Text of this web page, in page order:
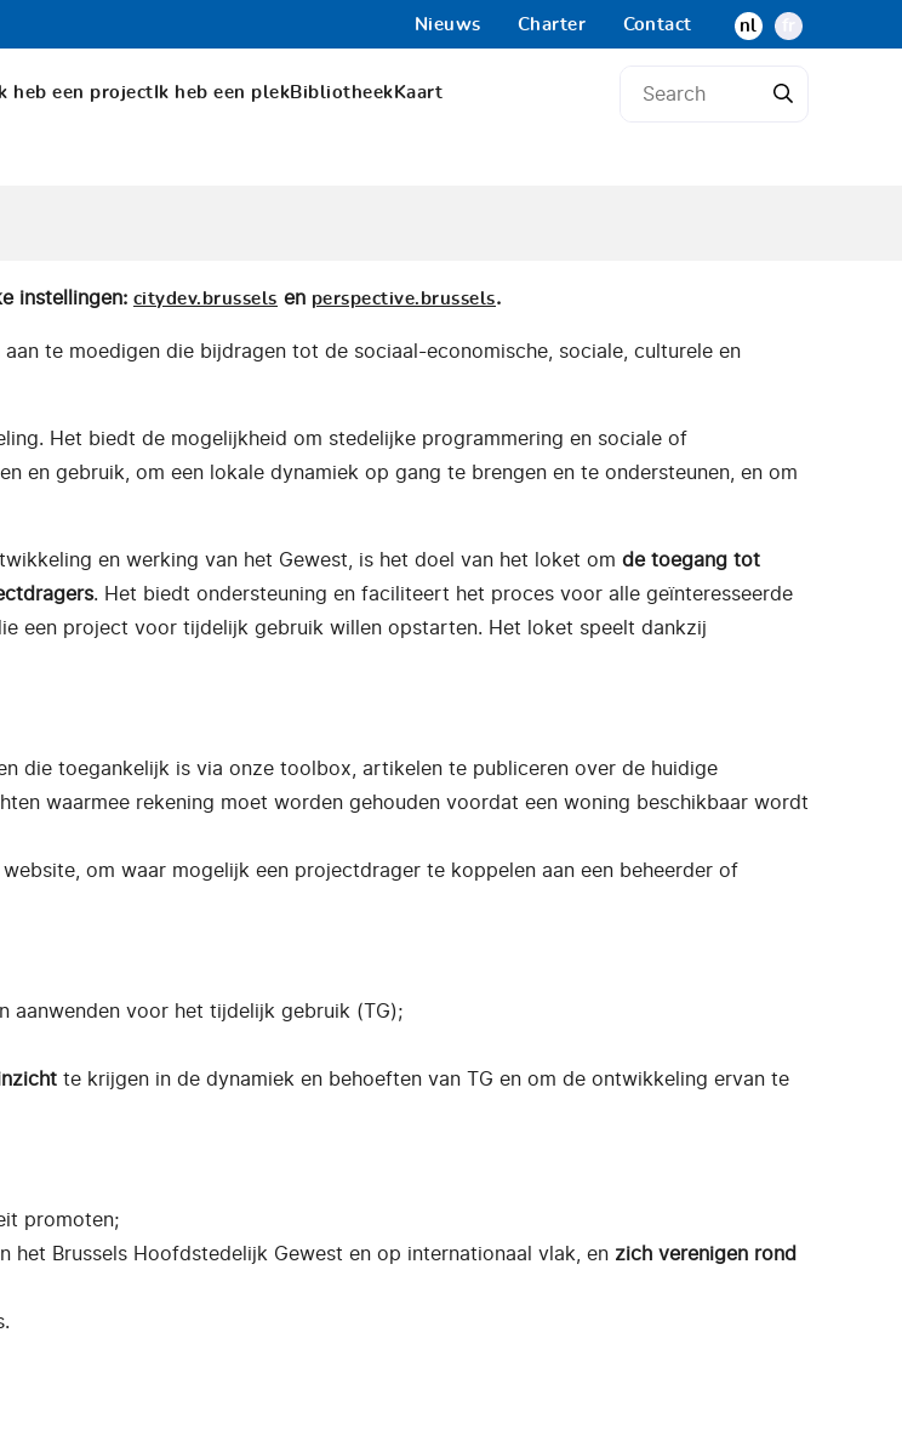
Nieuws Charter Contact nl
heb een projectIk heb een plekBibliotheekKaart
instellingen: citydev.brussels en perspective.brussels.
te moedigen die bijdragen tot de sociaal-economische, sociale, culturele en
Het biedt de mogelijkheid om stedelijke programmering en sociale of
en gebruik, om een lokale dynamiek op gang te brengen en te ondersteunen, en om
en werking van het Gewest, is het doel van het loket om de toegang tot
. Het biedt ondersteuning en faciliteert het proces voor alle geïnteresseerde
een project voor tijdelijk gebruik willen opstarten. Het loket speelt dankzij
die toegankelijk is via onze toolbox, artikelen te publiceren over de huidige
waarmee rekening moet worden gehouden voordat een woning beschikbaar wordt
om waar mogelijk een projectdrager te koppelen aan een beheerder of
aanwenden voor het tijdelijk gebruik (TG);
te krijgen in de dynamiek en behoeften van TG en om de ontwikkeling ervan te
promoten;
het Brussels Hoofdstedelijk Gewest en op internationaal vlak, en zich verenigen rond